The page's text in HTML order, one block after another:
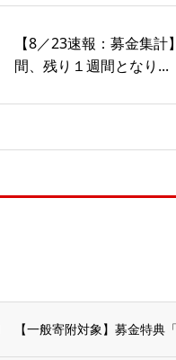
【8／23速報：募金集計
間、残り１週間となり...
【一般寄附対象】募金特典